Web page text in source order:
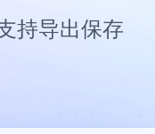
持导出保存